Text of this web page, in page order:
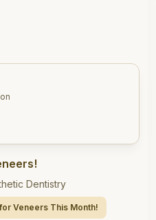
Dentistry
Veneers This Month!